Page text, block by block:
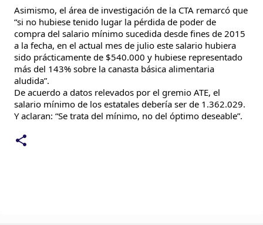
Asimismo, el área de investigación de la CTA remarcó que
“si no hubiese tenido lugar la pérdida de poder de
compra del salario mínimo sucedida desde fines de 2015
a la fecha, en el actual mes de julio este salario hubiera
sido prácticamente de $540.000 y hubiese representado
más del 143% sobre la canasta básica alimentaria
aludida”.
De acuerdo a datos relevados por el gremio ATE, el
salario mínimo de los estatales debería ser de 1.362.029.
Y aclaran: “Se trata del mínimo, no del óptimo deseable”.